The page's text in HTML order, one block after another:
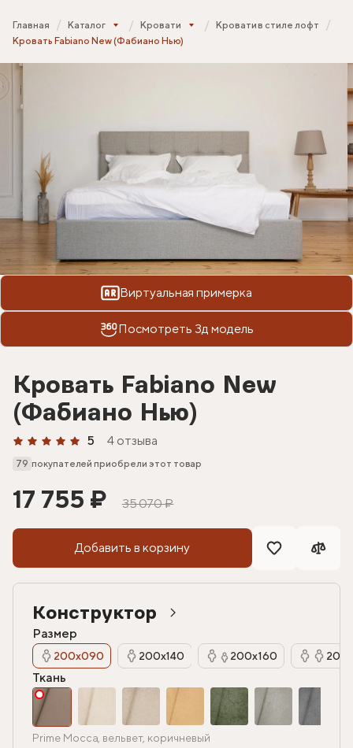
Главная Каталог Кровати
Кровати в стиле лофт
Кровать Fabiano New (Фабиано Нью)
Виртуальная примерка
Посмотреть 3д модель
Кровать Fabiano New
(Фабиано Нью)
5 4 отзыва
79 покупателей приобрели этот товар
17 755 ₽ 35 070 ₽
Добавить в корзину
Конструктор
Размер
200х090 200х140 200х160
Ткань
Prime Mocca, вельвет, коричневый